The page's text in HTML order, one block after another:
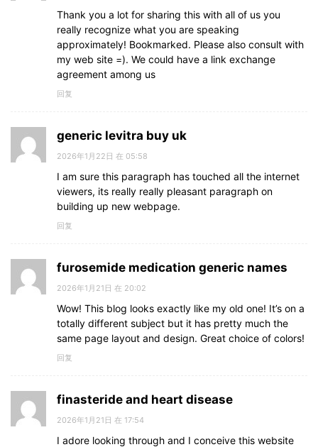
Thank you a lot for sharing this with all of us you
really recognize what you are speaking
approximately! Bookmarked. Please also consult with
my web site =). We could have a link exchange
agreement among us
回复
generic levitra buy uk
2026年1月22日 在 05:58
I am sure this paragraph has touched all the internet
viewers, its really really pleasant paragraph on
building up new webpage.
回复
furosemide medication generic names
2026年1月21日 在 20:02
Wow! This blog looks exactly like my old one! It’s on a
totally different subject but it has pretty much the
same page layout and design. Great choice of colors!
回复
finasteride and heart disease
2026年1月21日 在 17:54
I adore looking through and I conceive this website